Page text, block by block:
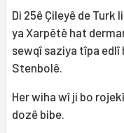
Di 25ê Çileyê de Turk
ya Xarpêtê hat
sewqî saziya tîpa edlî
Stenbolê.
Her wiha wî ji bo
dozê bibe.